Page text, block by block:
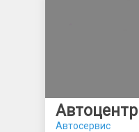
Автосервис